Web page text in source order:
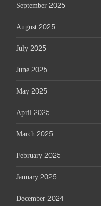
September 2025
August 2025
July 2025
June 2025
May 2025
April 2025
March 2025
February 2025
January 2025
December 2024